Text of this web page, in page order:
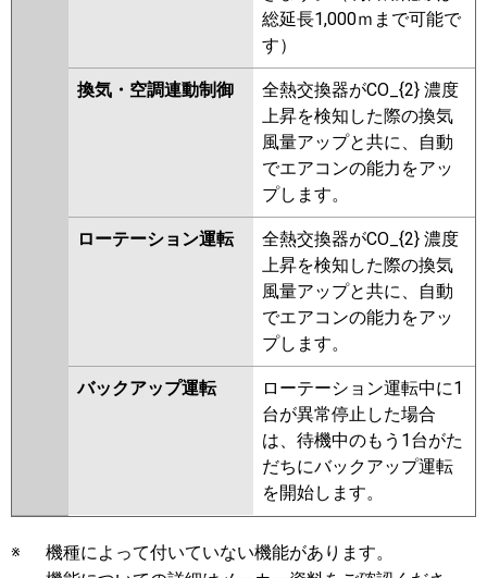
総延長1,000ｍまで可能で
す）
換気・空調連動制御
全熱交換器がCO_{2} 濃度
上昇を検知した際の換気
風量アップと共に、自動
でエアコンの能力をアッ
プします。
ローテーション運転
全熱交換器がCO_{2} 濃度
上昇を検知した際の換気
風量アップと共に、自動
でエアコンの能力をアッ
プします。
バックアップ運転
ローテーション運転中に1
台が異常停止した場合
は、待機中のもう1台がた
だちにバックアップ運転
を開始します。
※
機種によって付いていない機能があります。